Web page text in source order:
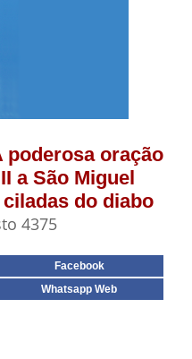
poderosa oração
a São Miguel
do diabo
4375
Facebook
Whatsapp Web